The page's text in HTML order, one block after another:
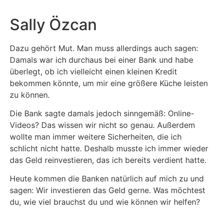
Sally Özcan
Dazu gehört Mut. Man muss allerdings auch sagen:
Damals war ich durchaus bei einer Bank und habe
überlegt, ob ich vielleicht einen kleinen Kredit
bekommen könnte, um mir eine größere Küche leisten
zu können.
Die Bank sagte damals jedoch sinngemäß: Online-
Videos? Das wissen wir nicht so genau. Außerdem
wollte man immer weitere Sicherheiten, die ich
schlicht nicht hatte. Deshalb musste ich immer wieder
das Geld reinvestieren, das ich bereits verdient hatte.
Heute kommen die Banken natürlich auf mich zu und
sagen: Wir investieren das Geld gerne. Was möchtest
du, wie viel brauchst du und wie können wir helfen?